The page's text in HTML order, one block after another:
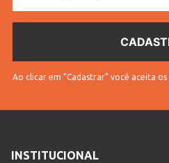
Ao clicar em "Cadastrar" você aceita os
INSTITUCIONAL